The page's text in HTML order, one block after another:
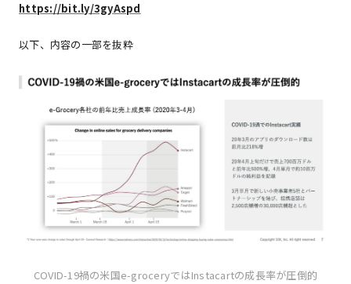
https://bit.ly/3gyAspd
以下、内容の一部を抜粋
COVID-19禍の米国e-groceryではInstacartの成長率が圧倒的